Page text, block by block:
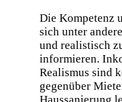
Die Kompetenz
sich unter
und realistisch
informieren.
Realismus sind
gegenüber
Haussanierung